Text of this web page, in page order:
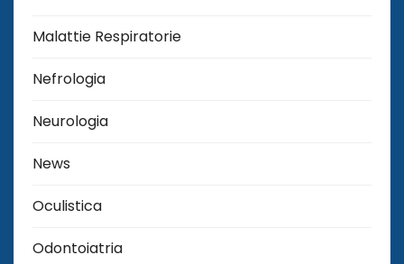
Malattie Respiratorie
Nefrologia
Neurologia
News
Oculistica
Odontoiatria